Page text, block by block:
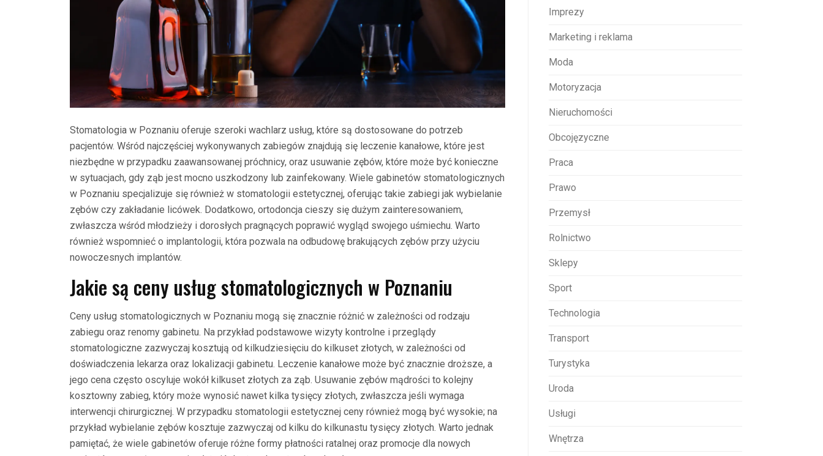
Stomatologia w Poznaniu oferuje szeroki wachlarz usług, które są dostosowane do potrzeb
pacjentów. Wśród najczęściej wykonywanych zabiegów znajdują się leczenie kanałowe, które jest
niezbędne w przypadku zaawansowanej próchnicy, oraz usuwanie zębów, które może być konieczne
w sytuacjach, gdy ząb jest mocno uszkodzony lub zainfekowany. Wiele gabinetów stomatologicznych
w Poznaniu specjalizuje się również w stomatologii estetycznej, oferując takie zabiegi jak wybielanie
zębów czy zakładanie licówek. Dodatkowo, ortodoncja cieszy się dużym zainteresowaniem,
zwłaszcza wśród młodzieży i dorosłych pragnących poprawić wygląd swojego uśmiechu. Warto
również wspomnieć o implantologii, która pozwala na odbudowę brakujących zębów przy użyciu
nowoczesnych implantów.
Jakie są ceny usług stomatologicznych w Poznaniu
Ceny usług stomatologicznych w Poznaniu mogą się znacznie różnić w zależności od rodzaju
zabiegu oraz renomy gabinetu. Na przykład podstawowe wizyty kontrolne i przeglądy
stomatologiczne zazwyczaj kosztują od kilkudziesięciu do kilkuset złotych, w zależności od
doświadczenia lekarza oraz lokalizacji gabinetu. Leczenie kanałowe może być znacznie droższe, a
jego cena często oscyluje wokół kilkuset złotych za ząb. Usuwanie zębów mądrości to kolejny
kosztowny zabieg, który może wynosić nawet kilka tysięcy złotych, zwłaszcza jeśli wymaga
interwencji chirurgicznej. W przypadku stomatologii estetycznej ceny również mogą być wysokie; na
przykład wybielanie zębów kosztuje zazwyczaj od kilku do kilkunastu tysięcy złotych. Warto jednak
pamiętać, że wiele gabinetów oferuje różne formy płatności ratalnej oraz promocje dla nowych
Imprezy
Marketing i reklama
Moda
Motoryzacja
Nieruchomości
Obcojęzyczne
Praca
Prawo
Przemysł
Rolnictwo
Sklepy
Sport
Technologia
Transport
Turystyka
Uroda
Usługi
Wnętrza